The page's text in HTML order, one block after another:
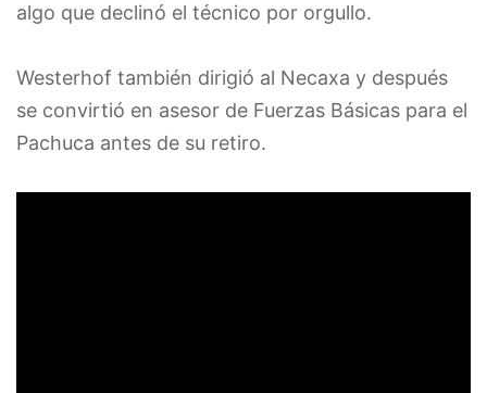
algo que declinó el técnico por orgullo.
Westerhof también dirigió al Necaxa y después
se convirtió en asesor de Fuerzas Básicas para el
Pachuca antes de su retiro.